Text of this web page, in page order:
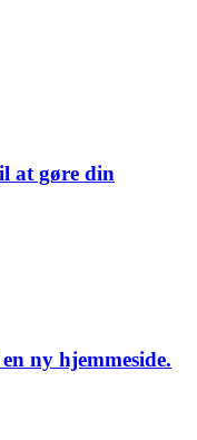
at gøre din
ny hjemmeside.